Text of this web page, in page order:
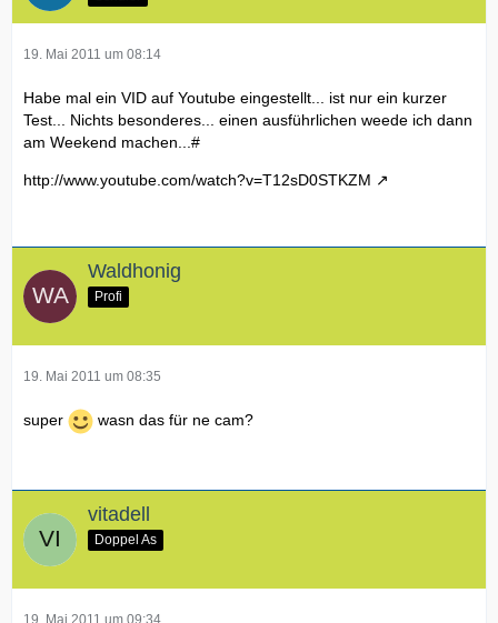
19. Mai 2011 um 08:14
Habe mal ein VID auf Youtube eingestellt... ist nur ein kurzer
Test... Nichts besonderes... einen ausführlichen weede ich dann
am Weekend machen...#
http://www.youtube.com/watch?v=T12sD0STKZM
Waldhonig
Profi
19. Mai 2011 um 08:35
super wasn das für ne cam?
vitadell
Doppel As
19. Mai 2011 um 09:34